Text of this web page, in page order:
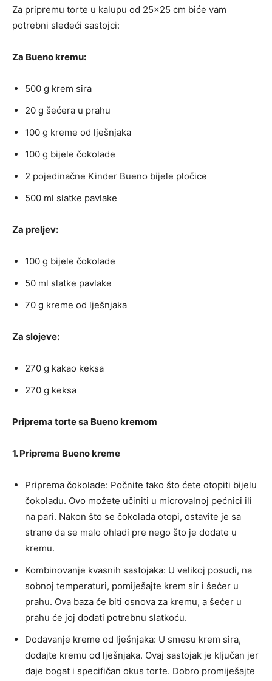
Za pripremu torte u kalupu od 25×25 cm biće vam
potrebni sledeći sastojci:
Za Bueno kremu:
500 g krem sira
20 g šećera u prahu
100 g kreme od lješnjaka
100 g bijele čokolade
2 pojedinačne Kinder Bueno bijele pločice
500 ml slatke pavlake
Za preljev:
100 g bijele čokolade
50 ml slatke pavlake
70 g kreme od lješnjaka
Za slojeve:
270 g kakao keksa
270 g keksa
Priprema torte sa Bueno kremom
1. Priprema Bueno kreme
Priprema čokolade: Počnite tako što ćete otopiti bijelu
čokoladu. Ovo možete učiniti u microvalnoj pećnici ili
na pari. Nakon što se čokolada otopi, ostavite je sa
strane da se malo ohladi pre nego što je dodate u
kremu.
Kombinovanje kvasnih sastojaka: U velikoj posudi, na
sobnoj temperaturi, pomiješajte krem sir i šećer u
prahu. Ova baza će biti osnova za kremu, a šećer u
prahu će joj dodati potrebnu slatkoću.
Dodavanje kreme od lješnjaka: U smesu krem sira,
dodajte kremu od lješnjaka. Ovaj sastojak je ključan jer
daje bogat i specifičan okus torte. Dobro promiješajte